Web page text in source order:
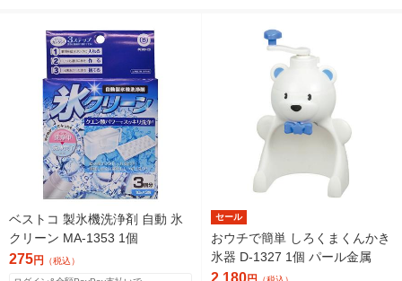
ベストコ 製氷機洗浄剤 自動 氷
クリーン MA-1353 1個
275円 （税込）
セール
おウチで簡単 しろくまくんかき
氷器 D-1327 1個 パール金属
2,180